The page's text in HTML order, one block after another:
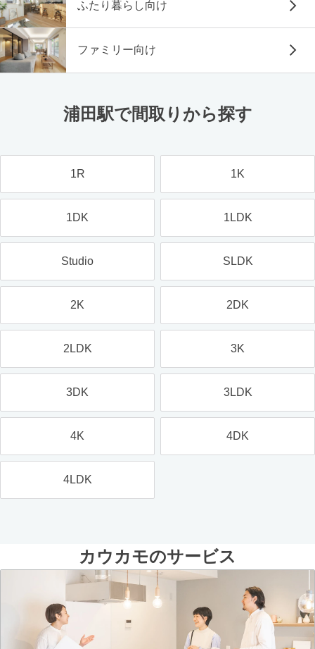
ふたり暮らし向け
ファミリー向け
浦田駅で間取りから探す
1R 1K
1DK 1LDK
Studio SLDK
2K 2DK
2LDK 3K
3DK 3LDK
4K 4DK
4LDK
カウカモのサービス